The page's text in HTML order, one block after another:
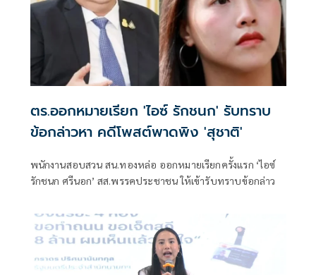
ตร.ออกหมายเรียก 'ไอซ์ รักชนก' รับทราบ
ข้อกล่าวหา คดีโพสต์พาดพิง 'สุชาติ'
พนักงานสอบสวน สน.ทองหล่อ ออกหมายเรียกครั้งแรก ‘ไอซ์
รักชนก ศรีนอก’ สส.พรรคประชาชน ให้เข้ารับทราบข้อกล่าว